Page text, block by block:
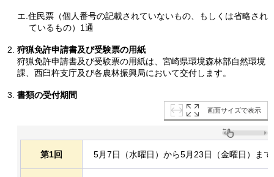
エ.住民票（個人番号の記載されていないもの、もしくは省略され
ているもの）1通
狩猟免許申請書及び受験票の用紙
狩猟免許申請書及び受験票の用紙は、宮崎県環境森林部自然環境
課、西臼杵支庁及び各農林振興局において交付します。
書類の受付期間
画面サイズで表示
第1回 5月7日（水曜日）から5月23日（金曜日）まで